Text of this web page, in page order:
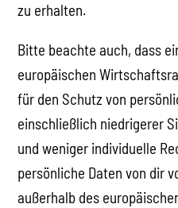
zu erhalten.
Bitte beachte auch, dass
europäischen
für den Schutz von
einschließlich niedrigerer
und weniger individuelle
persönliche Daten von dir
außerhalb des